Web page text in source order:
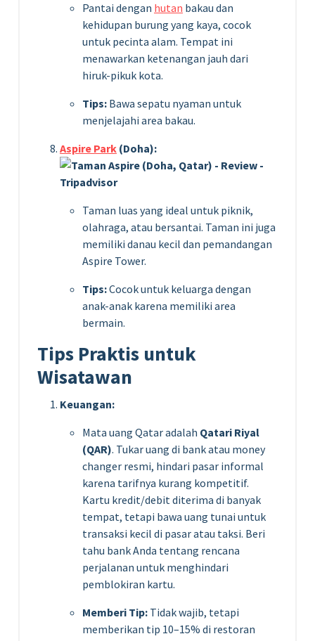
Pantai dengan hutan bakau dan
kehidupan burung yang kaya, cocok
untuk pecinta alam. Tempat ini
menawarkan ketenangan jauh dari
hiruk-pikuk kota.
Tips: Bawa sepatu nyaman untuk
menjelajahi area bakau.
Aspire Park (Doha):
Taman luas yang ideal untuk piknik,
olahraga, atau bersantai. Taman ini juga
memiliki danau kecil dan pemandangan
Aspire Tower.
Tips:Cocok untuk keluarga dengan
anak-anak karena memiliki area
bermain.
Tips Praktis untuk
Wisatawan
Keuangan:
Mata uang Qatar adalah Qatari Riyal
(QAR). Tukar uang di bank atau money
changer resmi, hindari pasar informal
karena tarifnya kurang kompetitif.
Kartu kredit/debit diterima di banyak
tempat, tetapi bawa uang tunai untuk
transaksi kecil di pasar atau taksi. Beri
tahu bank Anda tentang rencana
perjalanan untuk menghindari
pemblokiran kartu.
Memberi Tip: Tidak wajib, tetapi
memberikan tip 10–15% di restoran